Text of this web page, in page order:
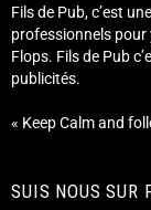
Fils de Pub, c’est
professionnels pour
Flops. Fils de Pub
publicités.
« Keep Calm and
SUIS NOUS SUR